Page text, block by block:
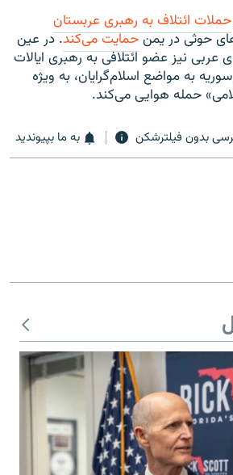
حملات ائتلاف به رهبری عربستان
حوثی در یمنحمایت می‌کند. در عین
نیز عضو ائتلافی به رهبری ایالات
به مواضع اسلام‌گرایان، به ویژه
حمله هوایی می‌کند.
بدون فیلترشکن به ما بپیوندید